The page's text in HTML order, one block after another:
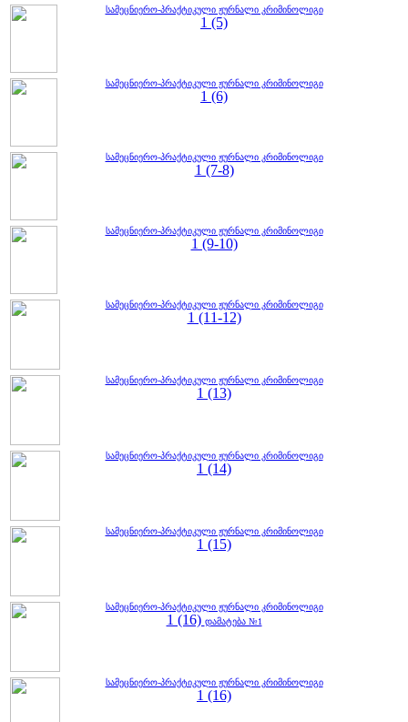
სამეცნიერო-პრაქტიკული ჟურნალი კრიმინოლიგი
1 (5)
სამეცნიერო-პრაქტიკული ჟურნალი კრიმინოლიგი
1 (6)
სამეცნიერო-პრაქტიკული ჟურნალი კრიმინოლიგი
1 (7-8)
სამეცნიერო-პრაქტიკული ჟურნალი კრიმინოლიგი
1 (9-10)
სამეცნიერო-პრაქტიკული ჟურნალი კრიმინოლიგი
1 (11-12)
სამეცნიერო-პრაქტიკული ჟურნალი კრიმინოლიგი
1 (13)
სამეცნიერო-პრაქტიკული ჟურნალი კრიმინოლიგი
1 (14)
სამეცნიერო-პრაქტიკული ჟურნალი კრიმინოლიგი
1 (15)
სამეცნიერო-პრაქტიკული ჟურნალი კრიმინოლიგი
1 (16) დამატება №1
სამეცნიერო-პრაქტიკული ჟურნალი კრიმინოლიგი
1 (16)